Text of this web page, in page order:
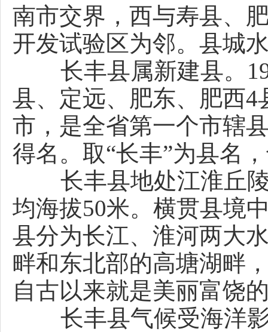
南市交界，西与寿县、
开发试验区为邻。县城
长丰县属新建县。
县、定远、肥东、肥西
市，是全省第一个市辖
得名。取“长丰”为县名
长丰县地处江淮丘陵
均海拔50米。横贯县境
县分为长江、淮河两大
畔和东北部的高塘湖畔
自古以来就是美丽富饶
长丰县气候受海洋影